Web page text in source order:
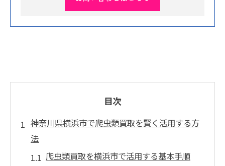
目次
神奈川県横浜市で爬虫類買取を賢く活用する方
法
爬虫類買取を横浜市で活用する基本手順